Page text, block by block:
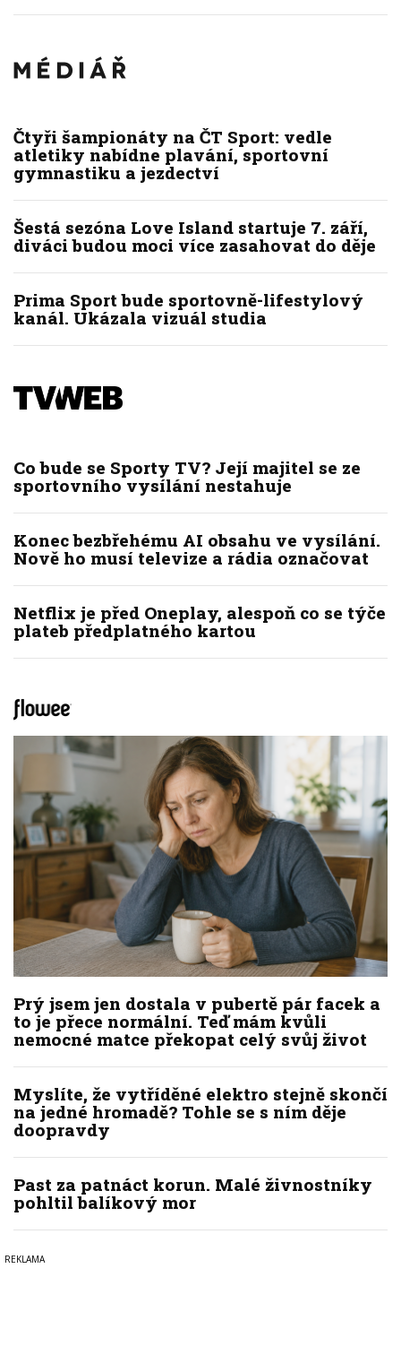
Čtyři šampionáty na ČT Sport: vedle
atletiky nabídne plavání, sportovní
gymnastiku a jezdectví
Šestá sezóna Love Island startuje 7. září,
diváci budou moci více zasahovat do děje
Prima Sport bude sportovně-lifestylový
kanál. Ukázala vizuál studia
Co bude se Sporty TV? Její majitel se ze
sportovního vysílání nestahuje
Konec bezbřehému AI obsahu ve vysílání.
Nově ho musí televize a rádia označovat
Netflix je před Oneplay, alespoň co se týče
plateb předplatného kartou
Prý jsem jen dostala v pubertě pár facek a
to je přece normální. Teď mám kvůli
nemocné matce překopat celý svůj život
Myslíte, že vytříděné elektro stejně skončí
na jedné hromadě? Tohle se s ním děje
doopravdy
Past za patnáct korun. Malé živnostníky
pohltil balíkový mor